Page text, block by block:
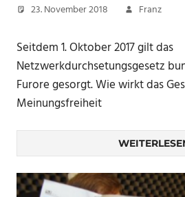
23. November 2018 Franz
Seitdem 1. Oktober 2017 gilt das
Netzwerkdurchsetungsgesetz
Furore gesorgt. Wie wirkt das
Meinungsfreiheit